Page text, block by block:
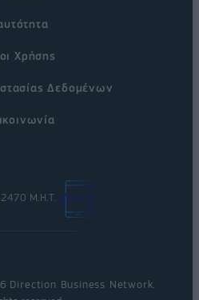
Χρήσης
Δεδομένων
Μ.Η.Τ.
Direction Business Network